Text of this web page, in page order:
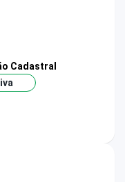
Cadastral